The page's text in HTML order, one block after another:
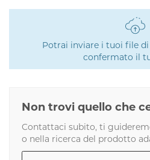
Potrai inviare i tuoi file
confermato il
Non trovi quello che
Contattaci subito, ti
o nella ricerca del prodotto